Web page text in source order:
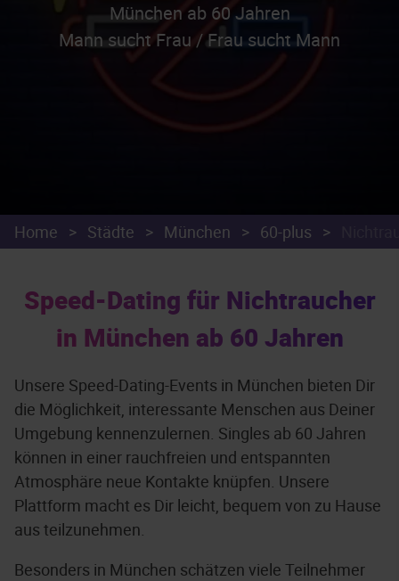
München ab 60 Jahren
Mann sucht Frau / Frau sucht Mann
Home > Städte > München > 60-plus >
Speed-Dating für Nichtraucher
in München ab 60 Jahren
Unsere Speed-Dating-Events in München bieten Dir
die Möglichkeit, interessante Menschen aus Deiner
Umgebung kennenzulernen. Singles ab 60 Jahren
können in einer rauchfreien und entspannten
Atmosphäre neue Kontakte knüpfen. Unsere
Plattform macht es Dir leicht, bequem von zu Hause
aus teilzunehmen.
Besonders in München schätzen viele Teilnehmer